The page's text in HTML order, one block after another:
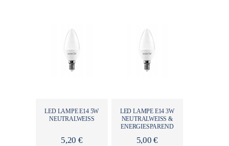
LED LAMPE E14 5W
NEUTRALWEISS
5,20 €
LED LAMPE E14 3W
NEUTRALWEISS & E
NERGIESPAREND
5,00€